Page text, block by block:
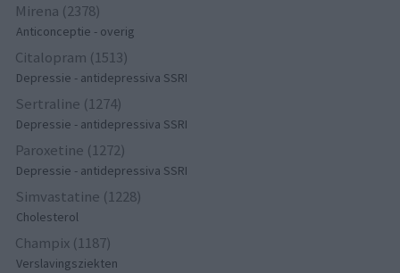
Mirena (2378)
Anticonceptie - overig
Citalopram (1513)
Depressie - antidepressiva SSRI
Sertraline (1274)
Depressie - antidepressiva SSRI
Paroxetine (1272)
Depressie - antidepressiva SSRI
Simvastatine (1228)
Cholesterol
Champix (1187)
Verslavingsziekten